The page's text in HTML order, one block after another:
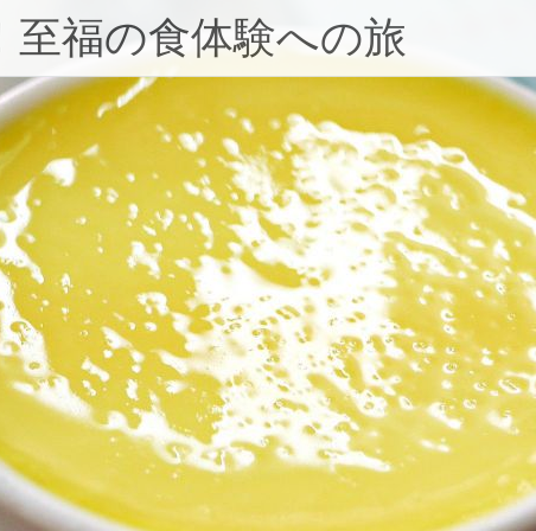
福の食体験への旅